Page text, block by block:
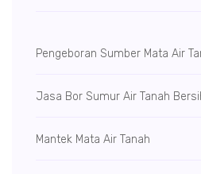
Pengeboran Sumber Mata Air
Jasa Bor Sumur Air Tanah
Mantek Mata Air Tanah